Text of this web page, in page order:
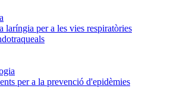
laríngia per a les vies respiratòries
per a la prevenció d'epidèmies